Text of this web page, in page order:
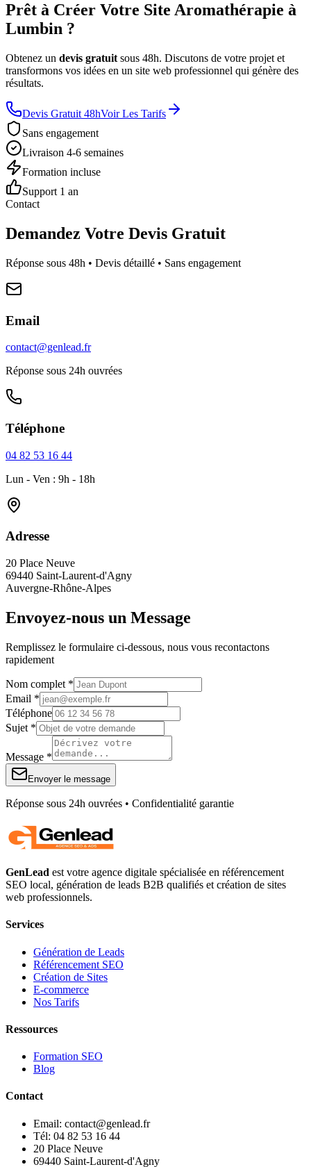
Prêt à Créer Votre Site Aromathérapie à
Lumbin ?
Obtenez un devis gratuit sous 48h. Discutons de votre projet et
transformons vos idées en un site web professionnel qui génère des
résultats.
Devis Gratuit 48hVoir Les Tarifs
Sans engagement
Livraison 4-6 semaines
Formation incluse
Support 1 an
Contact
Demandez Votre Devis Gratuit
Réponse sous 48h • Devis détaillé • Sans engagement
Email
contact@genlead.fr
Réponse sous 24h ouvrées
Téléphone
04 82 53 16 44
Lun - Ven : 9h - 18h
Adresse
20 Place Neuve
69440 Saint-Laurent-d'Agny
Auvergne-Rhône-Alpes
Envoyez-nous un Message
Remplissez le formulaire ci-dessous, nous vous recontactons
rapidement
Nom complet *
Email *
Téléphone
Sujet *
Message *
Envoyer le message
Réponse sous 24h ouvrées • Confidentialité garantie
GenLead est votre agence digitale spécialisée en référencement
SEO local, génération de leads B2B qualifiés et création de sites
web professionnels.
Services
Génération de Leads
Référencement SEO
Création de Sites
E-commerce
Nos Tarifs
Ressources
Formation SEO
Blog
Contact
Email: contact@genlead.fr
Tél: 04 82 53 16 44
20 Place Neuve
69440 Saint-Laurent-d'Agny